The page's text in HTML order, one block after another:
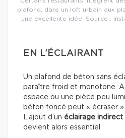
plafond, dans un loft urbain aux
une excellente idée. Source :
EN L’ÉCLAIRANT
Un plafond de béton sans
paraître froid et monotone.
espace ou une pièce peu
béton foncé peut « écraser
L’ajout d’un éclairage indirect
devient alors essentiel.